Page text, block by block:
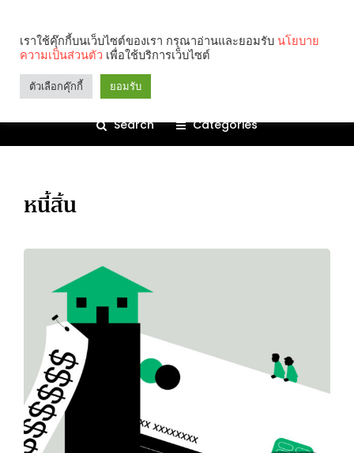
Search Categories
หนี้สิ้น
เราใช้คุ๊กกี้บนเว็บไซต์ของเรา กรุณาอ่านและยอมรับ นโยบาย
ความเป็นส่วนตัว เพื่อใช้บริการเว็บไซต์
ตัวเลือกคุ๊กกี้ ยอมรับ